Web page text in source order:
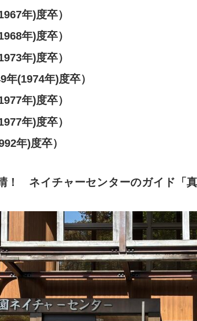
年)度卒）
年)度卒）
年)度卒）
(1974年)度卒）
年)度卒）
年)度卒）
年)度卒）
！ ネイチャーセンターのガイド「真